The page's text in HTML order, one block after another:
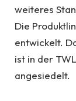
weiteres
Die
entwickelt.
ist in der
angesiedelt.